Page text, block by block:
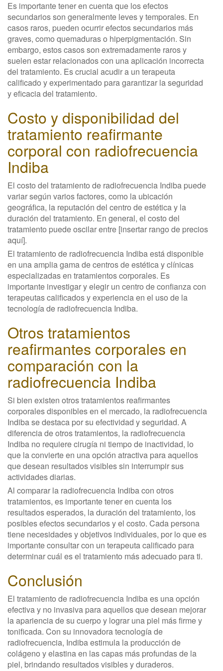
Es importante tener en cuenta que los efectos
secundarios son generalmente leves y temporales. En
casos raros, pueden ocurrir efectos secundarios más
graves, como quemaduras o hiperpigmentación. Sin
embargo, estos casos son extremadamente raros y
suelen estar relacionados con una aplicación incorrecta
del tratamiento. Es crucial acudir a un terapeuta
calificado y experimentado para garantizar la seguridad
y eficacia del tratamiento.
Costo y disponibilidad del
tratamiento reafirmante
corporal con radiofrecuencia
Indiba
El costo del tratamiento de radiofrecuencia Indiba puede
variar según varios factores, como la ubicación
geográfica, la reputación del centro de estética y la
duración del tratamiento. En general, el costo del
tratamiento puede oscilar entre [insertar rango de precios
aquí].
El tratamiento de radiofrecuencia Indiba está disponible
en una amplia gama de centros de estética y clínicas
especializadas en tratamientos corporales. Es
importante investigar y elegir un centro de confianza con
terapeutas calificados y experiencia en el uso de la
tecnología de radiofrecuencia Indiba.
Otros tratamientos
reafirmantes corporales en
comparación con la
radiofrecuencia Indiba
Si bien existen otros tratamientos reafirmantes
corporales disponibles en el mercado, la radiofrecuencia
Indiba se destaca por su efectividad y seguridad. A
diferencia de otros tratamientos, la radiofrecuencia
Indiba no requiere cirugía ni tiempo de inactividad, lo
que la convierte en una opción atractiva para aquellos
que desean resultados visibles sin interrumpir sus
actividades diarias.
Al comparar la radiofrecuencia Indiba con otros
tratamientos, es importante tener en cuenta los
resultados esperados, la duración del tratamiento, los
posibles efectos secundarios y el costo. Cada persona
tiene necesidades y objetivos individuales, por lo que es
importante consultar con un terapeuta calificado para
determinar cuál es el tratamiento más adecuado para ti.
Conclusión
El tratamiento de radiofrecuencia Indiba es una opción
efectiva y no invasiva para aquellos que desean mejorar
la apariencia de su cuerpo y lograr una piel más firme y
tonificada. Con su innovadora tecnología de
radiofrecuencia, Indiba estimula la producción de
colágeno y elastina en las capas más profundas de la
piel, brindando resultados visibles y duraderos.